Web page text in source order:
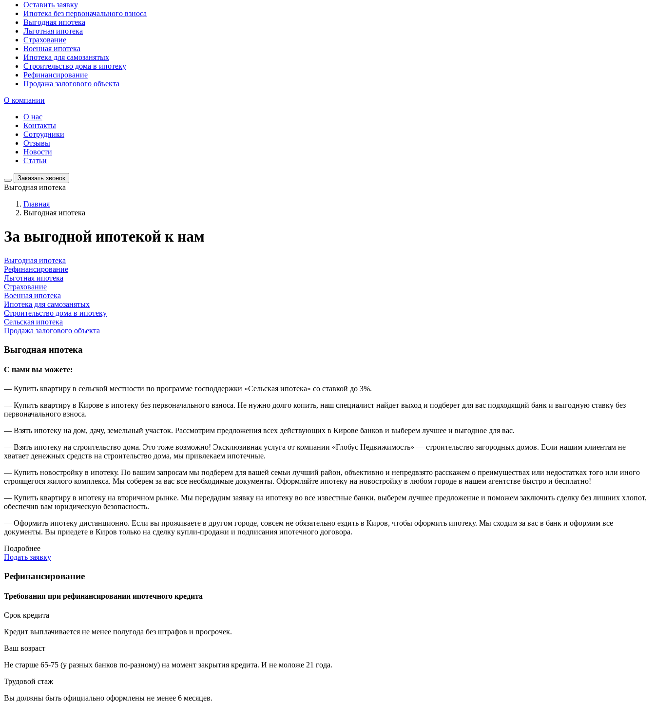
Оставить заявку
Ипотека без первоначального взноса
Выгодная ипотека
Льготная ипотека
Страхование
Военная ипотека
Ипотека для самозанятых
Строительство дома в ипотеку
Рефинансирование
Продажа залогового объекта
О компании
О нас
Контакты
Сотрудники
Отзывы
Новости
Статьи
Заказать звонок
Выгодная ипотека
Главная
Выгодная ипотека
За выгодной ипотекой к нам
Выгодная ипотека
Рефинансирование
Льготная ипотека
Страхование
Военная ипотека
Ипотека для самозанятых
Строительство дома в ипотеку
Сельская ипотека
Продажа залогового объекта
Выгодная ипотека
С нами вы можете:
— Купить квартиру в сельской местности по программе господдержки «Сельская ипотека» со ставкой до 3%.
— Купить квартиру в Кирове в ипотеку без первоначального взноса. Не нужно долго копить, наш специалист найдет выход и подберет для вас подходящий банк и выгодную ставку без
первоначального взноса.
— Взять ипотеку на дом, дачу, земельный участок. Рассмотрим предложения всех действующих в Кирове банков и выберем лучшее и выгодное для вас.
— Взять ипотеку на строительство дома. Это тоже возможно! Эксклюзивная услуга от компании «Глобус Недвижимость» — строительство загородных домов. Если нашим клиентам не
хватает денежных средств на строительство дома, мы привлекаем ипотечные.
— Купить новостройку в ипотеку. По вашим запросам мы подберем для вашей семьи лучший район, объективно и непредвзято расскажем о преимуществах или недостатках того или иного
строящегося жилого комплекса. Мы соберем за вас все необходимые документы. Оформляйте ипотеку на новостройку в любом городе в нашем агентстве быстро и бесплатно!
— Купить квартиру в ипотеку на вторичном рынке. Мы передадим заявку на ипотеку во все известные банки, выберем лучшее предложение и поможем заключить сделку без лишних хлопот,
обеспечив вам юридическую безопасность.
— Оформить ипотеку дистанционно. Если вы проживаете в другом городе, совсем не обязательно ездить в Киров, чтобы оформить ипотеку. Мы сходим за вас в банк и оформим все
документы. Вы приедете в Киров только на сделку купли-продажи и подписания ипотечного договора.
Подробнее
Подать заявку
Рефинанси­рование
Требования при рефинансировании ипотечного кредита
Срок кредита
Кредит выплачивается не менее полугода без штрафов и просрочек.
Ваш возраст
Не старше 65-75 (у разных банков по-разному) на момент закрытия кредита. И не моложе 21 года.
Трудовой стаж
Вы должны быть официально оформлены не менее 6 месяцев.